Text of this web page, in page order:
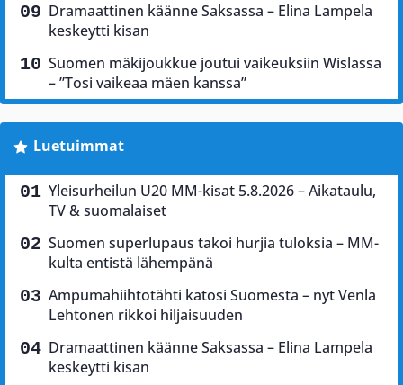
Dramaattinen käänne Saksassa – Elina Lampela
keskeytti kisan
Suomen mäkijoukkue joutui vaikeuksiin Wislassa
– ”Tosi vaikeaa mäen kanssa”
Luetuimmat
Yleisurheilun U20 MM-kisat 5.8.2026 – Aikataulu,
TV & suomalaiset
Suomen superlupaus takoi hurjia tuloksia – MM-
kulta entistä lähempänä
Ampumahiihtotähti katosi Suomesta – nyt Venla
Lehtonen rikkoi hiljaisuuden
Dramaattinen käänne Saksassa – Elina Lampela
keskeytti kisan